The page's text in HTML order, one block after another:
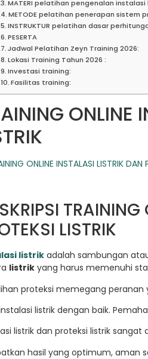
MATERI pelatihan pengenalan
METODE pelatihan penerapan sistem
INSTRUKTUR pelatihan dasar
PESERTA
Jadwal Pelatihan Zeyn Training 2026:
Lokasi Training Tahun 2026 :
Investasi training:
Fasilitas training:
ONLINE
LISTRIK
listrik adalah sambungan
listrik yang harus memenuhi
proteksi memegang
listrik dengan baik.
listrik dan proteksi listrik sangat
hasil yang optimum, aman